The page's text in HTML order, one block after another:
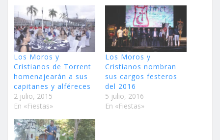
Los Moros y
Cristianos de Torrent
homenajearán a sus
capitanes y alféreces
2 julio, 2015
En «Fiestas»
Los Moros y
Cristianos nombran
sus cargos festeros
del 2016
5 julio, 2016
En «Fiestas»